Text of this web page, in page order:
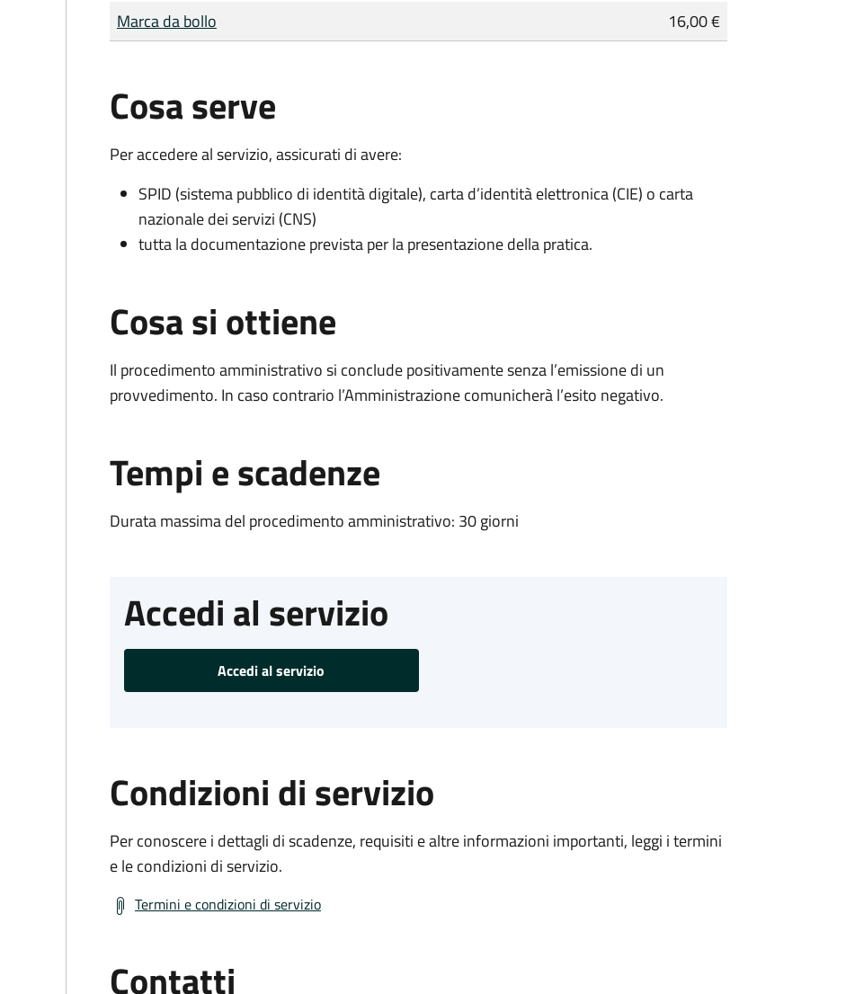
Tipo di pagamento
Importo
Marca da bollo 16,00 €
Cosa serve
Per accedere al servizio, assicurati di avere:
SPID (sistema pubblico di identità digitale), carta d’identità elettronica (CIE) o carta
nazionale dei servizi (CNS)
tutta la documentazione prevista per la presentazione della pratica.
Cosa si ottiene
Il procedimento amministrativo si conclude positivamente senza l’emissione di un
provvedimento. In caso contrario l’Amministrazione comunicherà l’esito negativo.
Tempi e scadenze
Durata massima del procedimento amministrativo: 30 giorni
Accedi al servizio
Accedi al servizio
Condizioni di servizio
Per conoscere i dettagli di scadenze, requisiti e altre informazioni importanti, leggi i termini
e le condizioni di servizio.
Termini e condizioni di servizio
Contatti